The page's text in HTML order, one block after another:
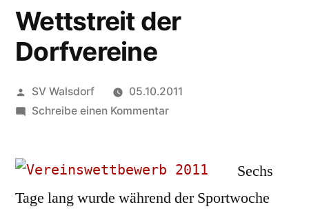
Wettstreit der
Dorfvereine
Veröffentlicht
von
SV Walsdorf
05.10.2011
Schreibe einen Kommentarzu
Dorfvereine
Sechs
Tage lang wurde während der Sportwoche